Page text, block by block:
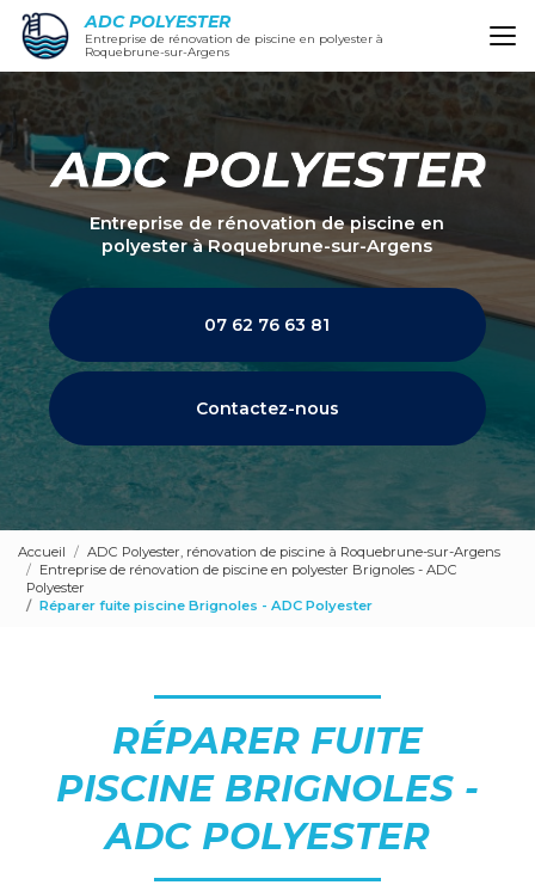
Aller
contenu
principal
ADC POLYESTER
Entreprise de rénovation de piscine en polyester à
Roquebrune-sur-Argens
Entreprise de rénovation de piscine en
polyesterà Roquebrune-sur-Argens
07 62 76 63 81
Contactez-nous
Accueil
ADC Polyester, rénovation de piscine à Roquebrune-sur-Argens
Entreprise de rénovation de piscine en polyester Brignoles - ADC
Polyester
Réparer fuite piscine Brignoles - ADC Polyester
RÉPARER FUITE
PISCINE BRIGNOLES -
ADC POLYESTER